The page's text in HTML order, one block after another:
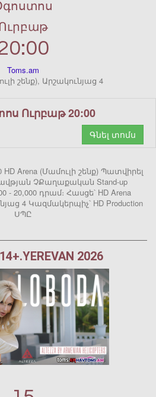
Toms.am
շենք), Արշակունյաց 4
Ուրբաթ 20:00
Գնել տոմս
Arena (Մամուլի շենք) Պատվիրել
ՉՔաղաքական Stand-up
- 20,000 դրամ։ Հասցե՝ HD Arena
4 Կազմակերպիչ՝ HD Production
ՍՊԸ
2026